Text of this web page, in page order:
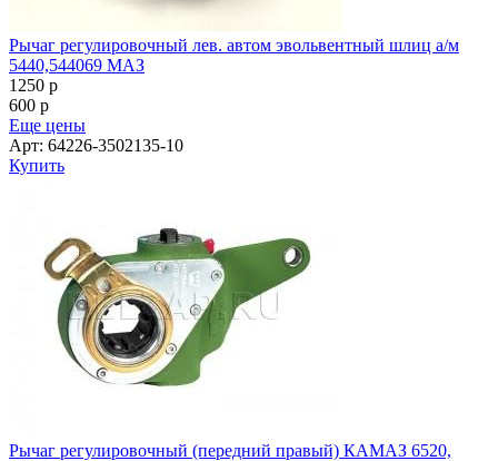
Рычаг регулировочный лев. автом эвольвентный шлиц а/м
5440,544069 МАЗ
1250 p
600 p
Еще цены
Арт: 64226-3502135-10
Купить
Рычаг регулировочный (передний правый) КАМАЗ 6520,